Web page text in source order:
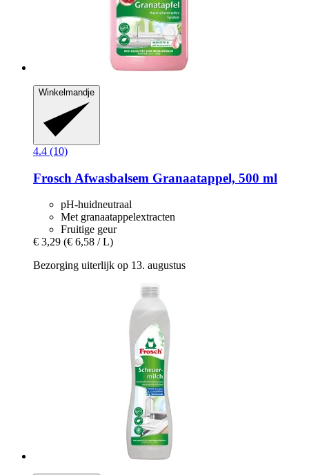
Winkelmandje
4.4 (10)
Frosch Afwasbalsem Granaatappel, 500 ml
pH-huidneutraal
Met granaatappelextracten
Fruitige geur
€ 3,29 (€ 6,58 / L)
Bezorging uiterlijk op 13. augustus